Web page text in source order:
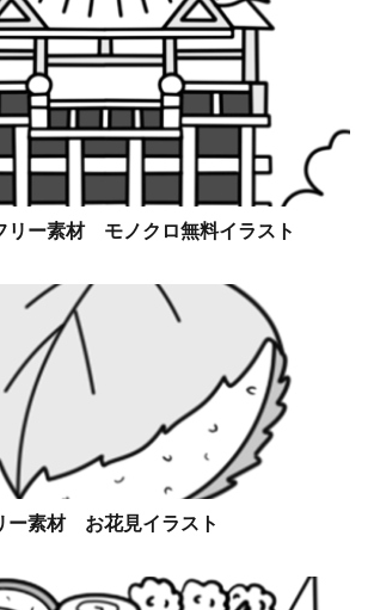
リー素材 モノクロ無料イラスト
ー素材 お花見イラスト